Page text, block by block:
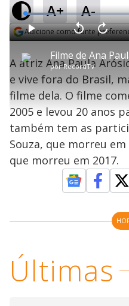
A+ A-
Adicione como fonte
l
i
porRecordTV
P V
l
t
a
r
e
g
n
d
A
n
ç
a
1
s
e
u
n
o
L
o
a
d
e
4
.
2
A atriz Ana Paula
e vive fora do Brasil,
filme dela. O filme
2005 e levou 20 anos
também tem as
Souza, que morreu
que morreu em 2017.
Últimas